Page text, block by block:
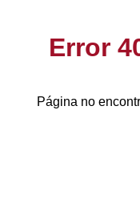
Error
Página no